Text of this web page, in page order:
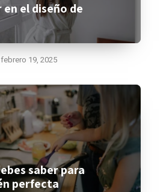
el diseño de
febrero 19, 2025
saber para
perfecta